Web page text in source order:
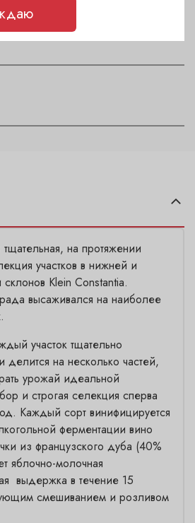
тщательная, на протяжении
участков в нижней и
Klein Constantia.
высаживался на наиболее
участок тщательно
делится на несколько частей,
урожай идеальной
и строгая селекция сперва
Каждый сорт винифицируется
ферментации вино
из французского дуба (40%
яблочно-молочная
выдержка в течение 15
смешиванием и розливом